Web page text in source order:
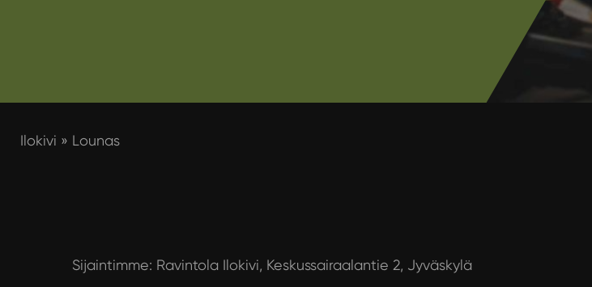
Ilokivi » Lounas
Sijaintimme: Ravintola Ilokivi, Keskussairaalantie 2, Jyväskylä